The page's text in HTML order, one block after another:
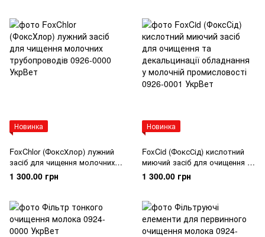
Новинка
FoxChlor (ФоксХлор) лужний
засіб для чищення молочних
трубопроводів
1 300.00 грн
Новинка
FoxCid (ФоксСід) кислотний
миючий засіб для очищення та
декальцинації обладнання у
молочній промисловості
1 300.00 грн